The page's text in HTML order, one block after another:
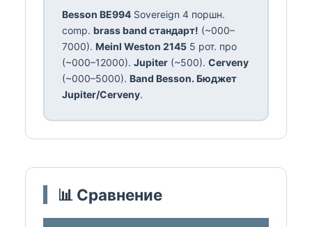
Besson BE994 Sovereign 4 поршн.
comp. brass band стандарт! (~000–
7000). Meinl Weston 2145 5 рот. про
(~000–12000). Jupiter (~500). Cerveny
(~000–5000). Band Besson. Бюджет
Jupiter/Cerveny.
📊 Сравнение